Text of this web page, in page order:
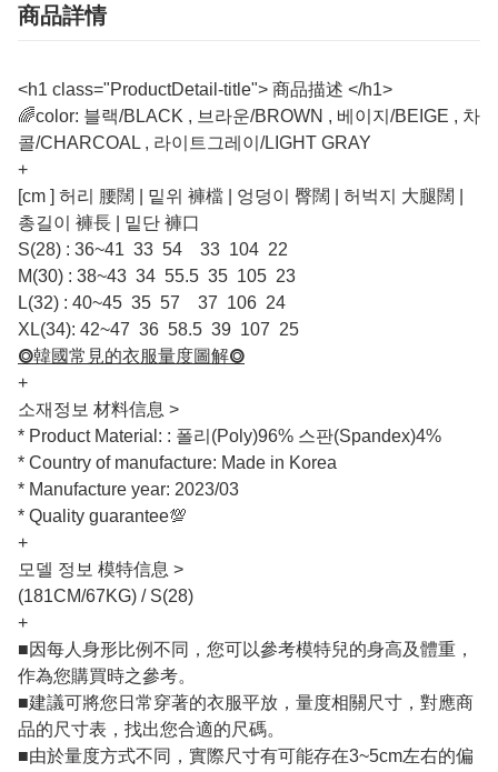
商品詳情
<h1 class="ProductDetail-title"> 商品描述 </h1>
🌈color: 블랙/BLACK , 브라운/BROWN , 베이지/BEIGE , 차
콜/CHARCOAL , 라이트그레이/LIGHT GRAY
+
[cm ] 허리 腰闊 | 밑위 褲檔 | 엉덩이 臀闊 | 허벅지 大腿闊 |
총길이 褲長 | 밑단 褲口
S(28) : 36~41 33 54 33 104 22
M(30) : 38~43 34 55.5 35 105 23
L(32) : 40~45 35 57 37 106 24
XL(34): 42~47 36 58.5 39 107 25
⭗韓國常見的衣服量度圖解⭗
+
소재정보 材料信息 >
* Product Material: : 폴리(Poly)96% 스판(Spandex)4%
* Country of manufacture: Made in Korea
* Manufacture year: 2023/03
* Quality guarantee💯
+
모델 정보 模特信息 >
(181CM/67KG) / S(28)
+
■因每人身形比例不同，您可以參考模特兒的身高及體重，
作為您購買時之參考。
■建議可將您日常穿著的衣服平放，量度相關尺寸，對應商
品的尺寸表，找出您合適的尺碼。
■由於量度方式不同，實際尺寸有可能存在3~5cm左右的偏